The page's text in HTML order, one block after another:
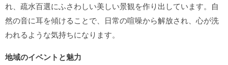
れ、疏水百選にふさわしい美しい景観を作り出しています。自
然の音に耳を傾けることで、日常の喧噪から解放され、心が洗
われるような気持ちになります。
地域のイベントと魅力